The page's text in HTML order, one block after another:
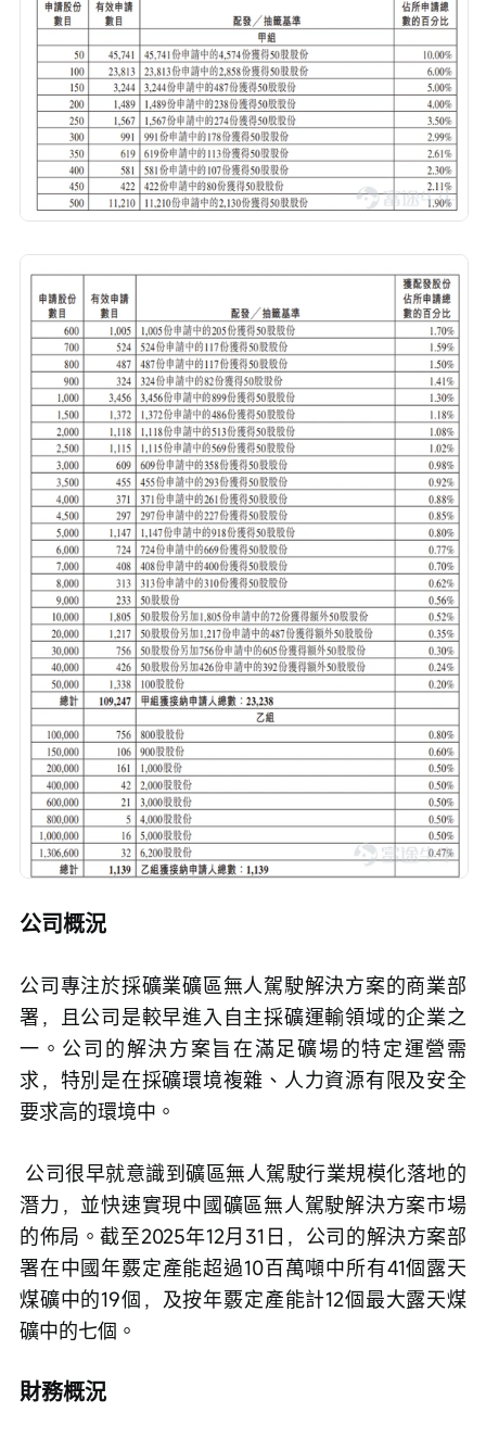
公司概況
公司專注於採礦業礦區無人駕駛解決方案的商業部
署，且公司是較早進入自主採礦運輸領域的企業之
一。公司的解決方案旨在滿足礦場的特定運營需
求，特別是在採礦環境複雜、人力資源有限及安全
要求高的環境中。
潛力，並快速實現中國礦區無人駕駛解決方案市場
的佈局。截至2025年12月31日，公司的解決方案部
署在中國年覈定產能超過10百萬噸中所有41個露天
煤礦中的19個，及按年覈定產能計12個最大露天煤
礦中的七個。
財務概況